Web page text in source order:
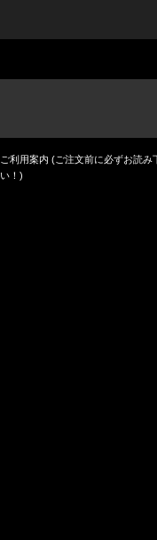
ご利用案内 (ご注文前に必ずお読み
い！)